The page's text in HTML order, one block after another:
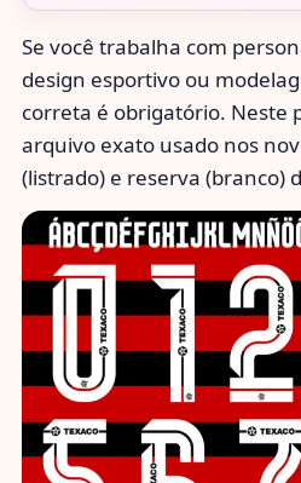
Se você trabalha com
design esportivo ou
correta é obrigatório. Neste
arquivo exato usado nos
(listrado) e reserva (branco)